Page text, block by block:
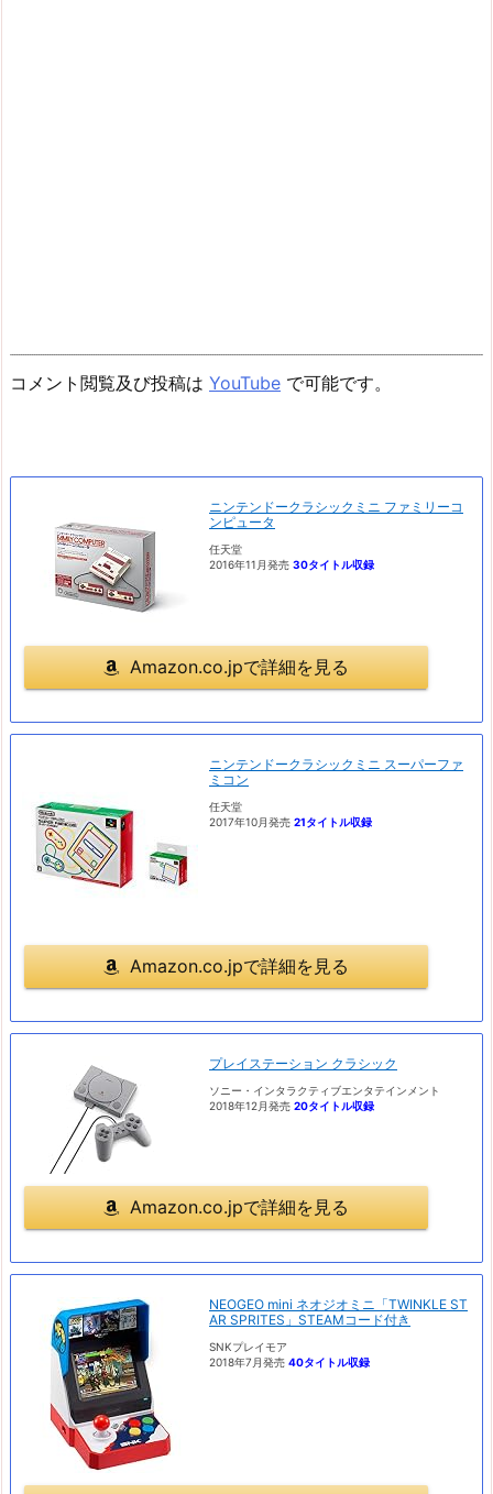
コメント閲覧及び投稿は YouTube で可能です。
ニンテンドークラシックミニ ファミリーコ
ンピュータ
任天堂
2016年11月発売 30タイトル収録
Amazon.co.jpで詳細を見る
ニンテンドークラシックミニ スーパーファ
ミコン
任天堂
2017年10月発売 21タイトル収録
Amazon.co.jpで詳細を見る
プレイステーション クラシック
ソニー・インタラクティブエンタテインメント
2018年12月発売 20タイトル収録
Amazon.co.jpで詳細を見る
NEOGEO mini ネオジオミニ「TWINKLE ST
AR SPRITES」STEAMコード付き
SNKプレイモア
2018年7月発売 40タイトル収録